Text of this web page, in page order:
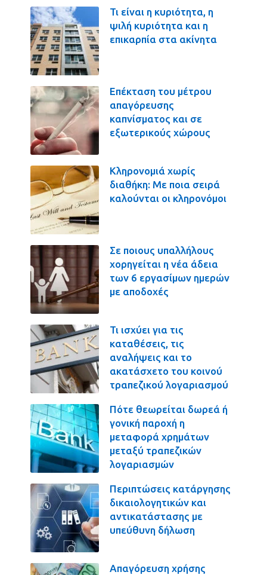
Τι είναι η κυριότητα, η
ψιλή κυριότητα και η
επικαρπία στα ακίνητα
Επέκταση του μέτρου
απαγόρευσης
καπνίσματος και σε
εξωτερικούς χώρους
Κληρονομιά χωρίς
διαθήκη: Με ποια σειρά
καλούνται οι κληρονόμοι
Σε ποιους υπαλλήλους
χορηγείται η νέα άδεια
των 6 εργασίμων ημερών
με αποδοχές
Τι ισχύει για τις
καταθέσεις, τις
αναλήψεις και το
ακατάσχετο του κοινού
τραπεζικού λογαριασμού
Πότε θεωρείται δωρεά ή
γονική παροχή η
μεταφορά χρημάτων
μεταξύ τραπεζικών
λογαριασμών
Περιπτώσεις κατάργησης
δικαιολογητικών και
αντικατάστασης με
υπεύθυνη δήλωση
Απαγόρευση χρήσης